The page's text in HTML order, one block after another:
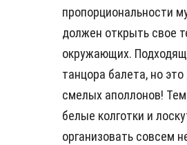
пропорциональности
должен открыть свое
окружающих.
танцора балета, но
смелых аполлонов!
белые колготки и
организовать совсем